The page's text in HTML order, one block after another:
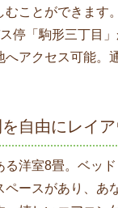
むことができます
停「駒形三丁目
へアクセス可能。
自由にレイア
る洋室8畳。ベッ
ペースがあり、あ